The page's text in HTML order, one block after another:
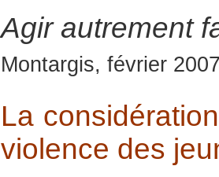
Agir autrement
Montargis, février
La
violence des